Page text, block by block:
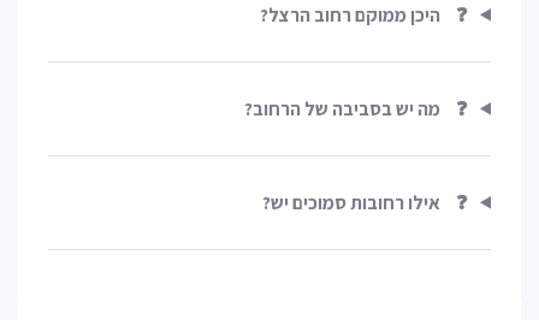
❓ היכן ממוקם רחוב הרצל?
❓ מה יש בסביבה של הרחוב?
❓ אילו רחובות סמוכים יש?